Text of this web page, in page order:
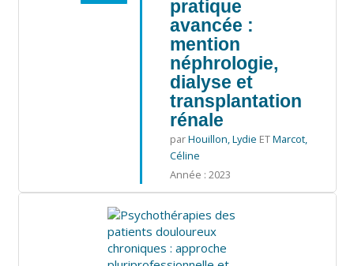
pratique
avancée :
mention
néphrologie,
dialyse et
transplantation
rénale
parHouillon, Lydie ETMarcot,
Céline
Année : 2023